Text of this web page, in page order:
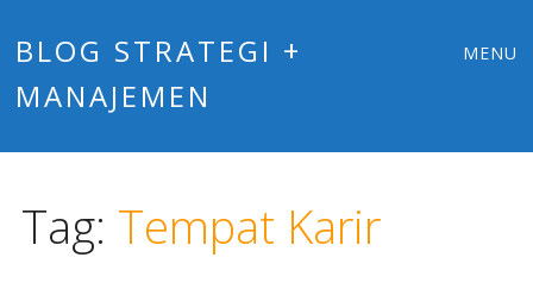
BLOG STRATEGI +
MANAJEMEN
MENU
Tag: Tempat Karir